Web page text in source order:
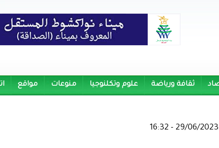
علوم وتكلنوجيا منوعات مواقع اتصل بنا